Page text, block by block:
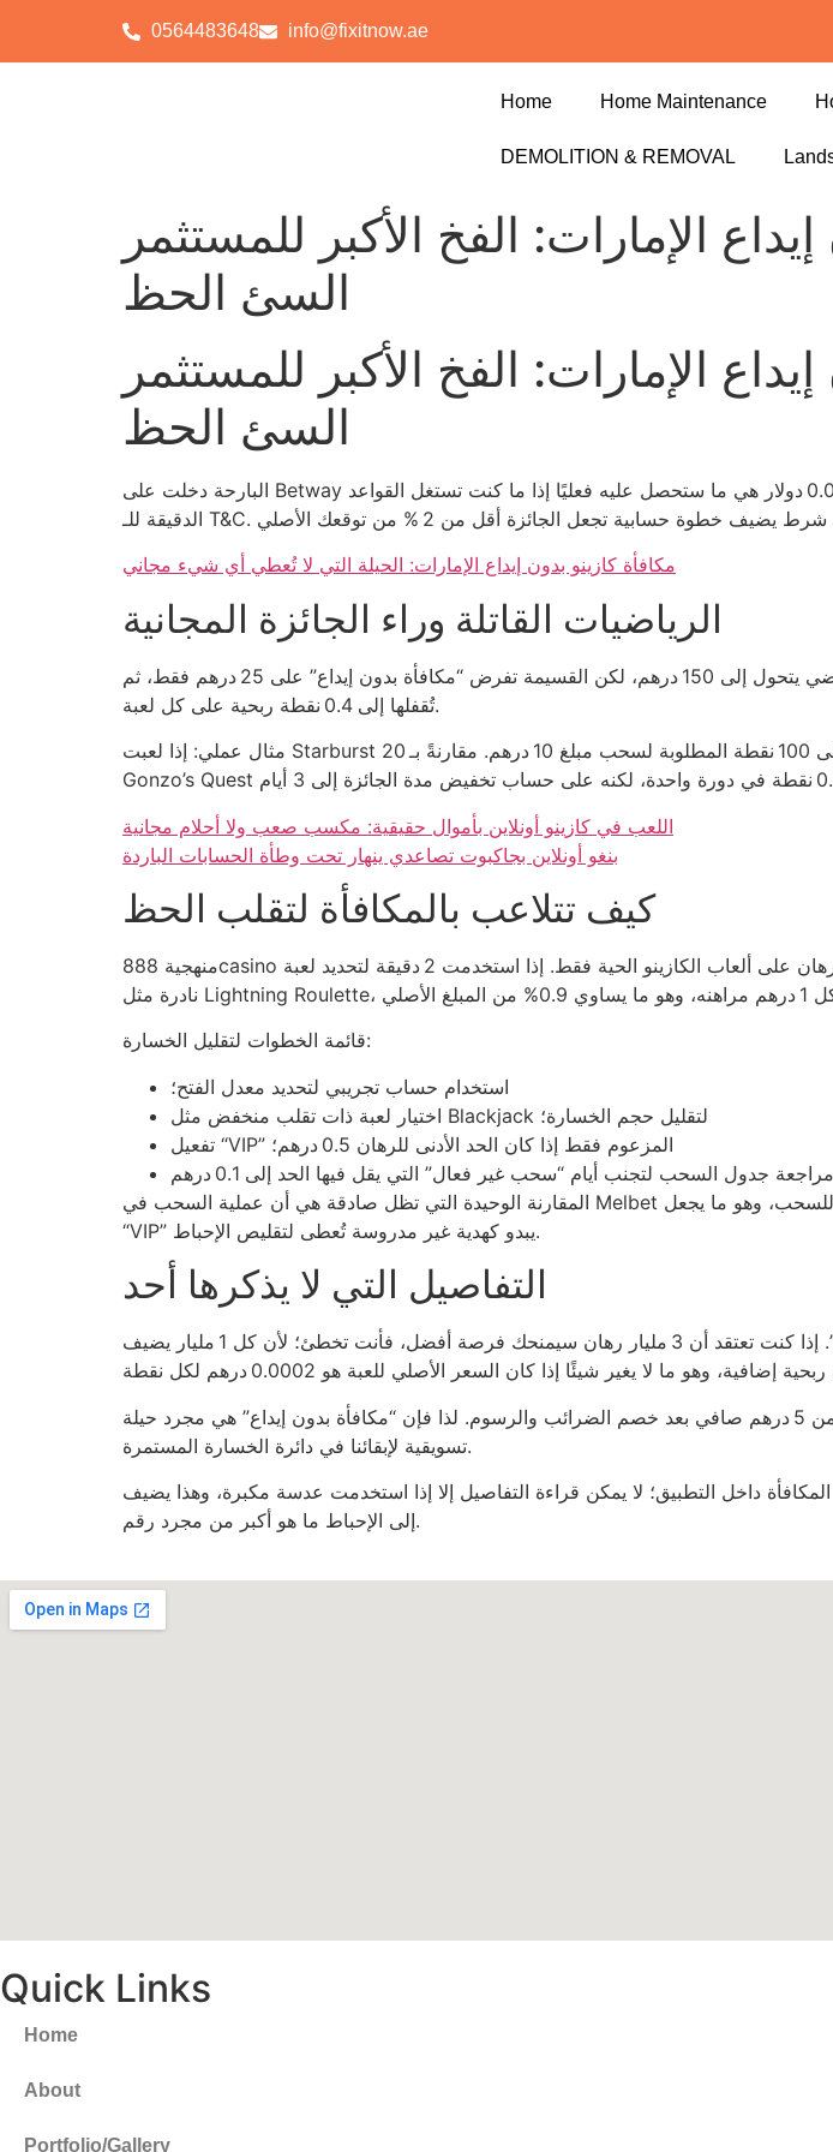
0564483648 info@fixitnow.ae
Home Home Maintenance
DEMOLITION & REMOVAL
الإمارات: الفخ الأكبر للمستثمر
السئ الحظ
الإمارات: الفخ الأكبر للمستثمر
السئ الحظ
البارحة دخلت على Betway وشفت إعلان “مكافأة بدون إيداع” يلمع كأنها نجمة ساطعة، لكن الحقيقة أن 0.00 دولار هي ما ستحصل عليه فعليًا إذا ما كنت تستغل القواعد
مكافأة كازينو بدون إيداع الإمارات: الحيلة التي لا تُعطي أي شيء مجاني
الرياضيات القاتلة وراء الجائزة المجانية
أولاً، نسبة الضعف المسموح بها هي 1:1.5، ما يعني أن كل 100 درهم إيداع افتراضي يتحول إلى 150 درهم، لكن القسيمة تفرض “مكافأة بدون إيداع” على 25 درهم فقط، ثم
تُقفلها إلى 0.4 نقطة ربحية على كل لعبة.
مثال عملي: إذا لعبت Starburst 20 مرة، كل دورة تحسبها كـ 0.25 نقطة ربحية، ستحتاج إلى 400 دورة لتصل إلى 100 نقطة المطلوبة لسحب مبلغ 10 درهم. مقارنةً بـ
اللعب في كازينو أونلاين بأموال حقيقية: مكسب صعب ولا أحلام مجانية
بنغو أونلاين بجاكبوت تصاعدي ينهار تحت وطأة الحسابات الباردة
كيف تتلاعب بالمكافأة لتقلب الحظ
منهجية 888casino تعتمد على “مكافأة بدون إيداع” مُقيدة بحد أقصى 30 درهم، وتمنحك 5 مضاعفات للرهان على ألعاب الكازينو الحية فقط. إذا استخدمت 2 دقيقة لتحديد لعبة
قائمة الخطوات لتقليل الخسارة:
استخدام حساب تجريبي لتحديد معدل الفتح؛
اختيار لعبة ذات تقلب منخفض مثل Blackjack لتقليل حجم الخسارة؛
تفعيل “VIP” المزعوم فقط إذا كان الحد الأدنى للرهان 0.5 درهم؛
المقارنة الوحيدة التي تظل صادقة هي أن عملية السحب في Melbet تشبه انتظار صحن طين يبرد؛ 48‑ساعة من الانتظار مقابل 300 درهم كحد أدنى للسحب، وهو ما يجعل
“VIP” يبدو كهدية غير مدروسة تُعطى لتقليص الإحباط.
التفاصيل التي لا يذكرها أحد
الأنظمة الخفية تتضمن شرطاً غريباً: “يُسمح بالرهان على ما لا يزيد عن 3 بلايين مرة”. إذا كنت تعتقد أن 3 مليار رهان سيمنحك فرصة أفضل، فأنت تخطئ؛ لأن كل 1 مليار يضيف
التحليل النهائي يوضح أن مجموع 12 شهرًا من اللعب المستمر لا ينتج عنه أكثر من 5 درهم صافي بعد خصم الضرائب والرسوم. لذا فإن “مكافأة بدون إيداع” هي مجرد حيلة
تسويقية لإبقائنا في دائرة الخسارة المستمرة.
داخل التطبيق؛ لا يمكن قراءة التفاصيل إلا إذا استخدمت عدسة مكبرة، وهذا يضيف
إلى الإحباط ما هو أكبر من مجرد رقم.
Quick Links
Home
About
Portfolio/Gallery